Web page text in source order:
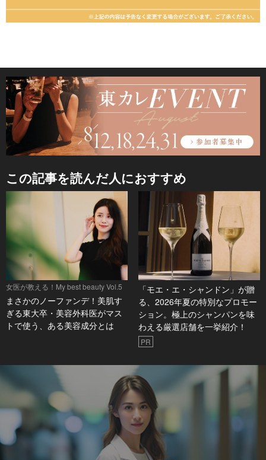
この記事を読んだ人におすすめ
女医が教える！My best beauty Vol.5
まさかのノーファンデ！美肌す
ぎる東大卒・美容外科医がマス
トで使う、ある美容成分とは
「モエ・エ・シャンドン」が贈
る、2026年夏の特別なプロモー
ション。極上のシャンパンを味
わえる厳選店舗を一挙紹介！
PR